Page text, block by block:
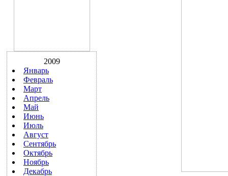
2009
Январь
Февраль
Март
Апрель
Май
Июнь
Июль
Август
Сентябрь
Октябрь
Ноябрь
Декабрь